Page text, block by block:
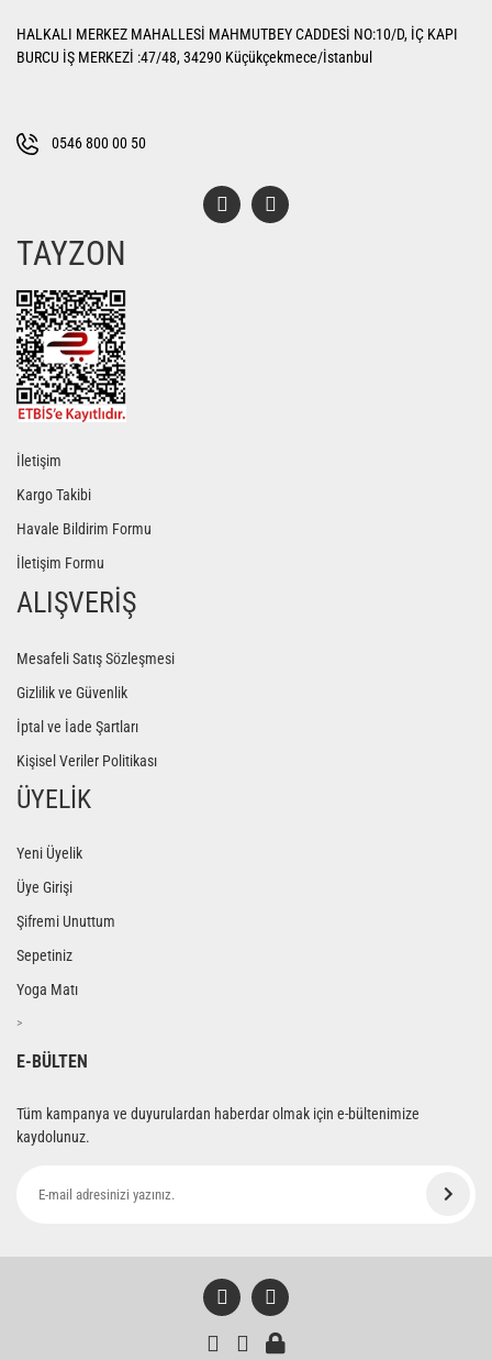
Ürün açıklamasında eksik bilgiler bulunuyor.
Bu ürüne benzer farklı alternatifler olmalı.
HALKALI MERKEZ MAHALLESİ MAHMUTBEY CADDESİ NO:10/D, İÇ KAPI
BURCU İŞ MERKEZİ :47/48, 34290 Küçükçekmece/İstanbul
0546 800 00 50
TAYZON
İletişim
Kargo Takibi
Havale Bildirim Formu
İletişim Formu
ALIŞVERİŞ
Mesafeli Satış Sözleşmesi
Gizlilik ve Güvenlik
İptal ve İade Şartları
Kişisel Veriler Politikası
ÜYELİK
Yeni Üyelik
Üye Girişi
Şifremi Unuttum
Sepetiniz
Yoga Matı
>
E-BÜLTEN
Tüm kampanya ve duyurulardan haberdar olmak için e-bültenimize
kaydolunuz.